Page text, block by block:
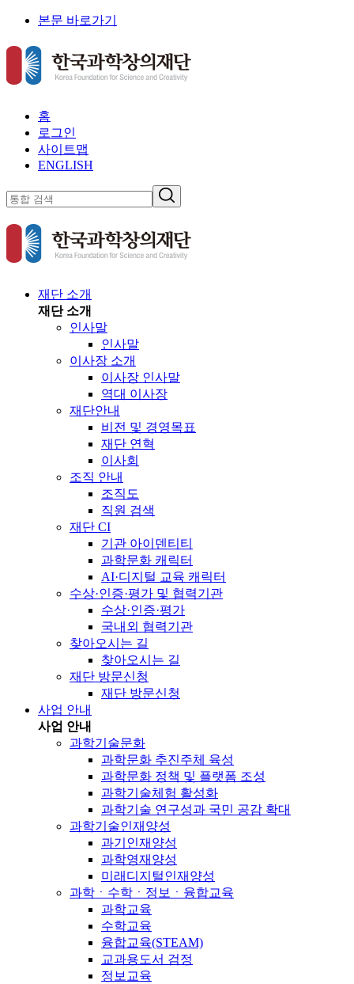
본문 바로가기
홈
로그인
사이트맵
ENGLISH
재단 소개
재단 소개
인사말
인사말
이사장 소개
이사장 인사말
역대 이사장
재단안내
비전 및 경영목표
재단 연혁
이사회
조직 안내
조직도
직원 검색
재단 CI
기관 아이덴티티
과학문화 캐릭터
AI·디지털 교육 캐릭터
수상·인증·평가 및 협력기관
수상·인증·평가
국내외 협력기관
찾아오시는 길
찾아오시는 길
재단 방문신청
재단 방문신청
사업 안내
사업 안내
과학기술문화
과학문화 추진주체 육성
과학문화 정책 및 플랫폼 조성
과학기술체험 활성화
과학기술 연구성과 국민 공감 확대
과학기술인재양성
과기인재양성
과학영재양성
미래디지털인재양성
과학ㆍ수학ㆍ정보ㆍ융합교육
과학교육
수학교육
융합교육(STEAM)
교과용도서 검정
정보교육